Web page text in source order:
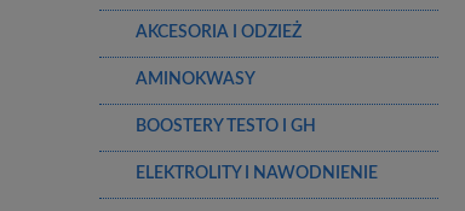
AKCESORIA I ODZIEŻ
AMINOKWASY
BOOSTERY TESTO I GH
ELEKTROLITY I NAWODNIENIE